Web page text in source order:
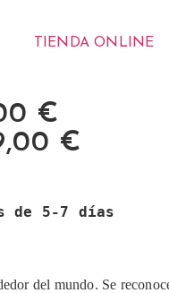
TIENDA ONLINE
€
€
de 5-7 días
del mundo. Se